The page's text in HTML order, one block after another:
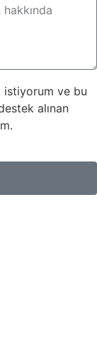
istiyorum ve bu
alınan